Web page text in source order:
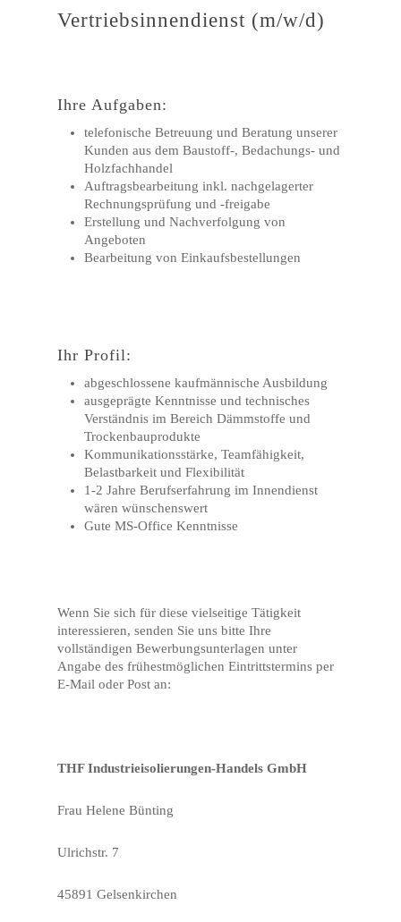
Vertriebsinnendienst (m/w/d)
Ihre Aufgaben:
telefonische Betreuung und Beratung unserer
Kunden aus dem Baustoff-, Bedachungs- und
Holzfachhandel
Auftragsbearbeitung inkl. nachgelagerter
Rechnungsprüfung und -freigabe
Erstellung und Nachverfolgung von
Angeboten
Bearbeitung von Einkaufsbestellungen
Ihr Profil:
abgeschlossene kaufmännische Ausbildung
ausgeprägte Kenntnisse und technisches
Verständnis im Bereich Dämmstoffe und
Trockenbauprodukte
Kommunikationsstärke, Teamfähigkeit,
Belastbarkeit und Flexibilität
1-2 Jahre Berufserfahrung im Innendienst
wären wünschenswert
Gute MS-Office Kenntnisse
Wenn Sie sich für diese vielseitige Tätigkeit
interessieren, senden Sie uns bitte Ihre
vollständigen Bewerbungsunterlagen unter
Angabe des frühestmöglichen Eintrittstermins per
E-Mail oder Post an:
THF Industrieisolierungen-Handels GmbH
Frau Helene Bünting
Ulrichstr. 7
45891 Gelsenkirchen